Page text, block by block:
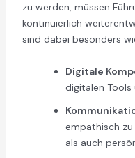
zu werden, müssen
kontinuierlich
sind dabei besonders
Digitale
digitalen
empathisch
als auch